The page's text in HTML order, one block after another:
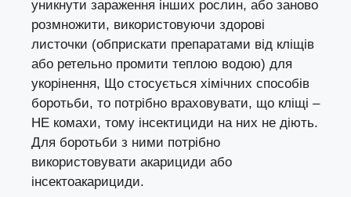
уникнути зараження інших рослин, або заново
розмножити, використовуючи здорові
листочки (обприскати препаратами від кліщів
або ретельно промити теплою водою) для
укорінення, Що стосується хімічних способів
боротьби, то потрібно враховувати, що кліщі –
НЕ комахи, тому інсектициди на них не діють.
Для боротьби з ними потрібно
використовувати акарициди або
інсектоакарициди.